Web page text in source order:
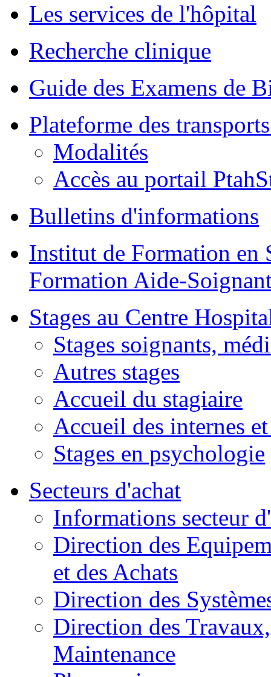
Les services de l'hôpital
Recherche clinique
Guide des Examens de
Plateforme des
Modalités
Accès au portail
Bulletins d'informations
Institut de Formation
Formation Aide-
Stages au Centre
Stages soignants,
Autres stages
Accueil du stagiaire
Accueil des internes
Stages en psychologie
Secteurs d'achat
Informations secteur
Direction des
et des Achats
Direction des
Direction des
Maintenance